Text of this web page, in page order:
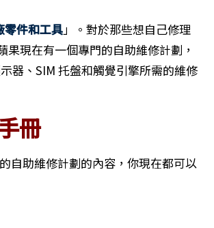
件和工具」。對於那些想自己修理
現在有一個專門的自助維修計劃，
器、SIM 托盤和觸覺引擎所需的維修
冊
自助維修計劃的內容，你現在都可以